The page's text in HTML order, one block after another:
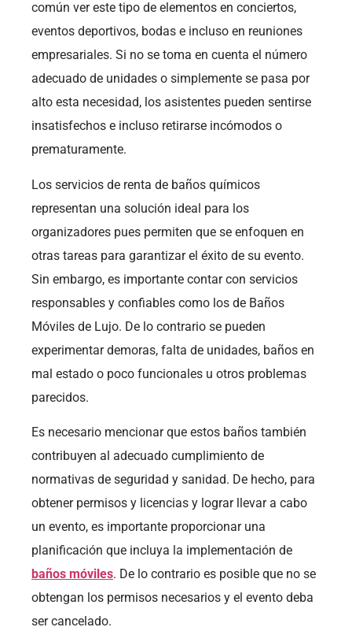
común ver este tipo de elementos en conciertos,
eventos deportivos, bodas e incluso en reuniones
empresariales. Si no se toma en cuenta el número
adecuado de unidades o simplemente se pasa por
alto esta necesidad, los asistentes pueden sentirse
insatisfechos e incluso retirarse incómodos o
prematuramente.
Los servicios de renta de baños químicos
representan una solución ideal para los
organizadores pues permiten que se enfoquen en
otras tareas para garantizar el éxito de su evento.
Sin embargo, es importante contar con servicios
responsables y confiables como los de Baños
Móviles de Lujo. De lo contrario se pueden
experimentar demoras, falta de unidades, baños en
mal estado o poco funcionales u otros problemas
parecidos.
Es necesario mencionar que estos baños también
contribuyen al adecuado cumplimiento de
normativas de seguridad y sanidad. De hecho, para
obtener permisos y licencias y lograr llevar a cabo
un evento, es importante proporcionar una
planificación que incluya la implementación de
baños móviles. De lo contrario es posible que no se
obtengan los permisos necesarios y el evento deba
ser cancelado.